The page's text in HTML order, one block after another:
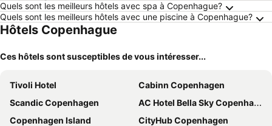
Quels sont les meilleurs hôtels avec spa à Copenhague?
Quels sont les meilleurs hôtels avec une piscine à Copenhague?
Hôtels Copenhague
Ces hôtels sont susceptibles de vous intéresser...
Tivoli Hotel
Cabinn Copenhagen
Scandic Copenhagen
AC Hotel Bella Sky Copenhagen
Copenhagen Island
CityHub Copenhagen